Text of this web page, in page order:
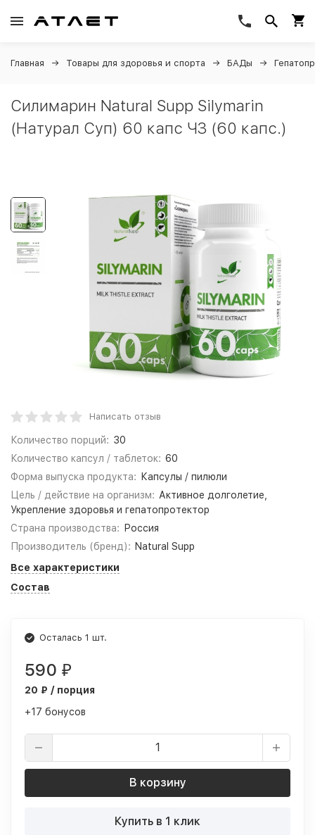
Главная Товары для здоровья и спорта БАДы
Силимарин Natural Supp Silymarin
(Натурал Суп) 60 капс ЧЗ (60 капс.)
Написать отзыв
Количество порций: 30
Количество капсул / таблеток: 60
Форма выпуска продукта:
Капсулы / пилюли
Цель / действие на организм: Активное долголетие,
Укрепление здоровья и гепатопротектор
Страна производства:
Россия
Производитель (бренд): Natural Supp
Все характеристики
Состав
Осталась 1 шт.
590 ₽
20 ₽ / порция
+17 бонусов
В корзину
Купить в 1 клик